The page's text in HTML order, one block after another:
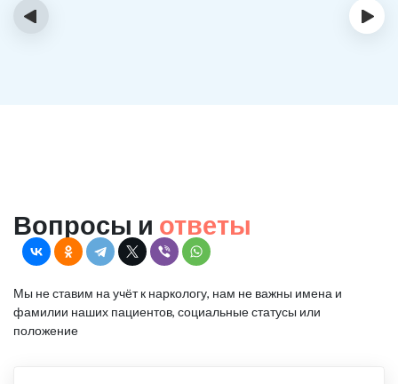
‹ ›
Вопросы и ответы
Мы не ставим на учёт к наркологу, нам не важны имена и
фамилии наших пациентов, социальные статусы или
положение